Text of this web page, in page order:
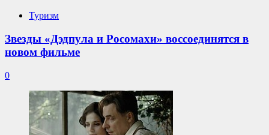
Туризм
Звезды «Дэдпула и Росомахи» воссоединятся в
новом фильме
0